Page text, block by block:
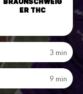
Braunschweig
er THC
3 min
9 min